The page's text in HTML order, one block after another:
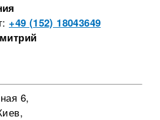
+49 (152) 18043649
6,